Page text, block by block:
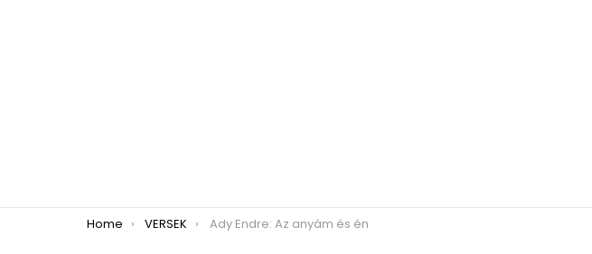
You are here:
Home VERSEK Ady Endre: Az anyám és én